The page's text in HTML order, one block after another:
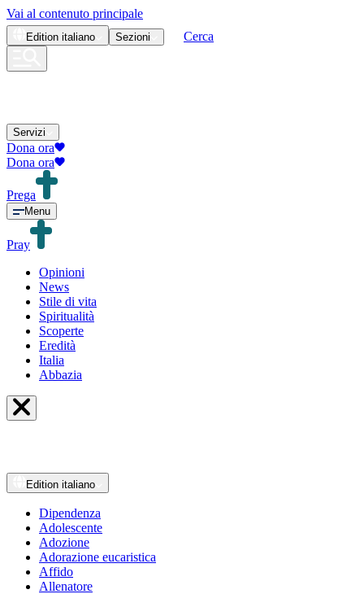
Vai al contenuto principale
Edition italiano Sezioni Cerca
Servizi
Dona ora
Dona ora
Prega
Menu
Pray
Opinioni
News
Stile di vita
Spiritualità
Scoperte
Eredità
Italia
Abbazia
Edition italiano
Dipendenza
Adolescente
Adozione
Adorazione eucaristica
Affido
Allenatore